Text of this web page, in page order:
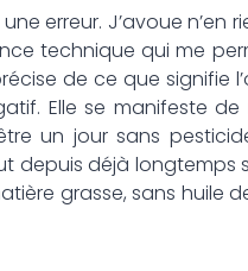
erreur. J’avoue n’en
technique qui me
de ce que signifie
Elle se manifeste
un jour sans
depuis déjà longtemps
grasse, sans huile